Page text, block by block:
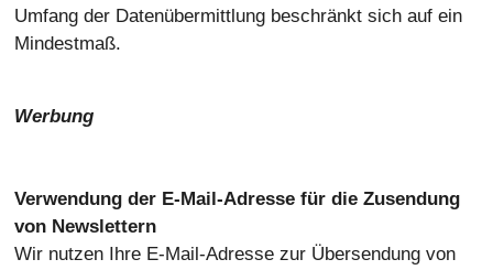
Umfang der Datenübermittlung beschränkt sich auf ein
Mindestmaß.
Werbung
Verwendung der E-Mail-Adresse für die Zusendung
von Newslettern
Wir nutzen Ihre E-Mail-Adresse zur Übersendung von